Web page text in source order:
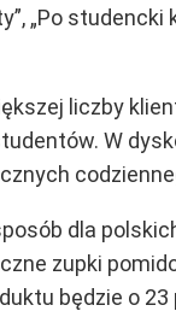
„Po
liczby
W
dla
zupki
będzie o